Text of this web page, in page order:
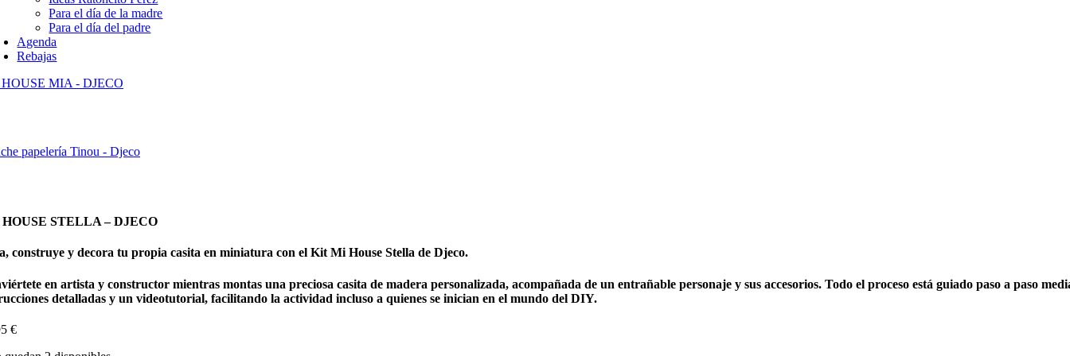
Para el día de la madre
Para el día del padre
Agenda
Rebajas
MIA - DJECO
papelería Tinou - Djeco
STELLA – DJECO
construye y decora tu propia casita en miniatura con el Kit Mi House Stella de Djeco.
en artista y constructor mientras montas una preciosa casita de madera personalizada, acompañada de un entrañable personaje y sus accesorios. Todo el proceso está guiado paso a paso
detalladas y un videotutorial, facilitando la actividad incluso a quienes se inician en el mundo del DIY.
€